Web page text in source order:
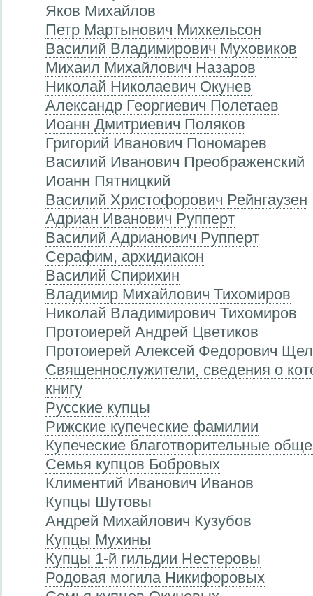
Яков Михайлов
Петр Мартынович Михкельсон
Василий Владимирович Муховиков
Михаил Михайлович Назаров
Николай Николаевич Окунев
Александр Георгиевич Полетаев
Иоанн Дмитриевич Поляков
Григорий Иванович Пономарев
Василий Иванович Преображенский
Иоанн Пятницкий
Василий Христофорович Рейнгаузен
Адриан Иванович Рупперт
Василий Адрианович Рупперт
Серафим, архидиакон
Василий Спирихин
Владимир Михайлович Тихомиров
Николай Владимирович Тихомиров
Протоиерей Андрей Цветиков
Протоиерей Алексей Федорович
Священнослужители, сведения о
книгу
Русские купцы
Рижские купеческие фамилии
Купеческие благотворительные
Семья купцов Бобровых
Климентий Иванович Иванов
Купцы Шутовы
Андрей Михайлович Кузубов
Купцы Мухины
Купцы 1-й гильдии Нестеровы
Родовая могила Никифоровых